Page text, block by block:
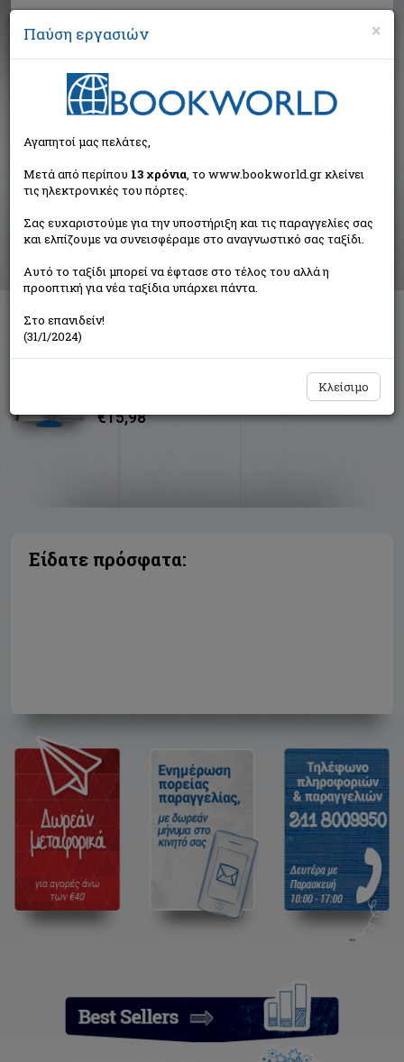
Αναζήτηση
Αποτελέσματα αναζήτησης
Συγγραφέας: Fischer Peter (1 βιβλία)
Ταξινόμηση ανά:
Πώς να πετύχετε στη νέα σας θέση
€15,98
Είδατε πρόσφατα:
×
Παύση εργασιών
Αγαπητοί μας πελάτες,
Μετά από περίπου 13 χρόνια, το www.bookworld.gr κλείνει
τις ηλεκτρονικές του πόρτες.
Σας ευχαριστούμε για την υποστήριξη και τις παραγγελίες σας
και ελπίζουμε να συνεισφέραμε στο αναγνωστικό σας ταξίδι.
Αυτό το ταξίδι μπορεί να έφτασε στο τέλος του αλλά η
προοπτική για νέα ταξίδια υπάρχει πάντα.
Στο επανιδείν!
(31/1/2024)
Κλείσιμο